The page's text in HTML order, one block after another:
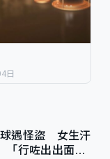
日
球遇怪盜 女生汗
行咗出出面唔